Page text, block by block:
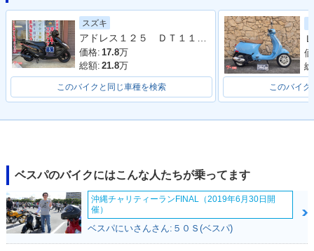
2020年 Primavera1
25 SEAN WOTHER
SPOON・特別・限
定仕様
チェンジ
2017年 Primavera
125 ABS
125・特別・限定仕
様
125・マイナーチェ
ンジ
125・新登場
スズキ
アドレス１２５ ＤＴ１１Ａ型 ２０２０年モデル ＬＥＤヘッドライト リアキャリア マルチマウントバー
価格: 17.8万
総額: 21.8万
このバイクと同じ車種を検索 このバイク
ベスパのバイクにはこんな人たちが乗ってます
沖縄チャリティーランFINAL（2019年6月30日開
催）
ベスパにいさんさん:５０Ｓ(ベスパ)